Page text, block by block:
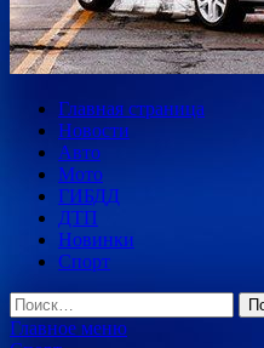
Главная страница
Новости
Авто
Мото
ГИБДД
ДТП
Новинки
Спорт
Найти:
Главное меню